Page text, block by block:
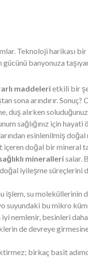
Teknoloji harikası bir
banyonuza
maddelerietkili bir
sona arındırır. Sonuç?
duş alırken soluduğunuz
sağlığınız için hayati
esinlenilmiş doğal
içeren doğal bir mineral
minerallerisalar.
iyileşme süreçlerini
işlem, su moleküllerinin
suyundaki bu mikro
iyi nemlenir, besinleri
de devreye
birkaç basit